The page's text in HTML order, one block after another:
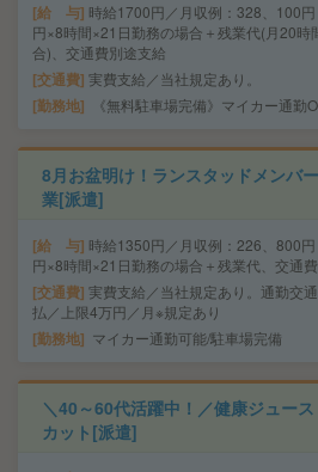
給 与 時給1700円／月収例：328、100
円×8時間×21日勤務の場合＋残業代(月20時
合)、交通費別途支給
交通費 実費支給／当社規定あり。
勤務地 《無料駐車場完備》マイカー通勤
8月お盆明け！ランスタッドメンバ
業[派遣]
給 与 時給1350円／月収例：226、800
円×8時間×21日勤務の場合＋残業代、交通
交通費 実費支給／当社規定あり。通勤交
払／上限4万円／月※規定あり
勤務地 マイカー通勤可能/駐車場完備
＼40～60代活躍中！／健康ジュー
カット[派遣]